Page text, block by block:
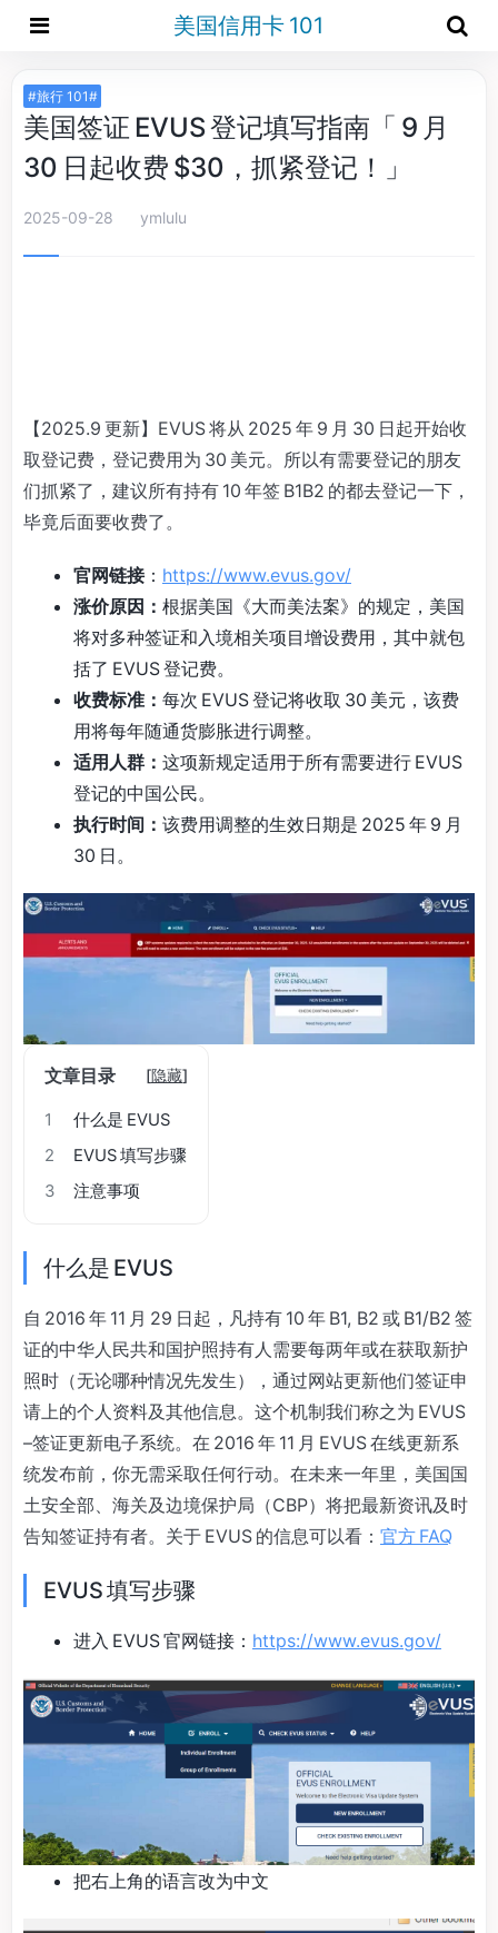
美国信用卡 101
#旅行 101#
美国签证 EVUS 登记填写指南「 9 月
30 日起收费 $30，抓紧登记！」
2025-09-28 ymlulu
【2025.9 更新】EVUS 将从 2025 年 9 月 30 日起开始收
取登记费，登记费用为 30 美元。所以有需要登记的朋友
们抓紧了，建议所有持有 10 年签 B1B2 的都去登记一下，
毕竟后面要收费了。
官网链接： https://www.evus.gov/
涨价原因： 根据美国《大而美法案》的规定，美国
将对多种签证和入境相关项目增设费用，其中就包
括了 EVUS 登记费。
收费标准： 每次 EVUS 登记将收取 30 美元，该费
用将每年随通货膨胀进行调整。
适用人群： 这项新规定适用于所有需要进行 EVUS
登记的中国公民。
执行时间： 该费用调整的生效日期是 2025 年 9 月
30 日。
文章目录 [隐藏]
1
什么是 EVUS
2
EVUS 填写步骤
3
注意事项
什么是 EVUS
自 2016 年 11 月 29 日起，凡持有 10 年 B1, B2 或 B1/B2 签
证的中华人民共和国护照持有人需要每两年或在获取新护
照时（无论哪种情况先发生），通过网站更新他们签证申
请上的个人资料及其他信息。这个机制我们称之为 EVUS
–签证更新电子系统。在 2016 年 11 月 EVUS 在线更新系
统发布前，你无需采取任何行动。在未来一年里，美国国
土安全部、海关及边境保护局（CBP）将把最新资讯及时
告知签证持有者。关于 EVUS 的信息可以看： 官方 FAQ
EVUS 填写步骤
进入 EVUS 官网链接： https://www.evus.gov/
把右上角的语言改为中文